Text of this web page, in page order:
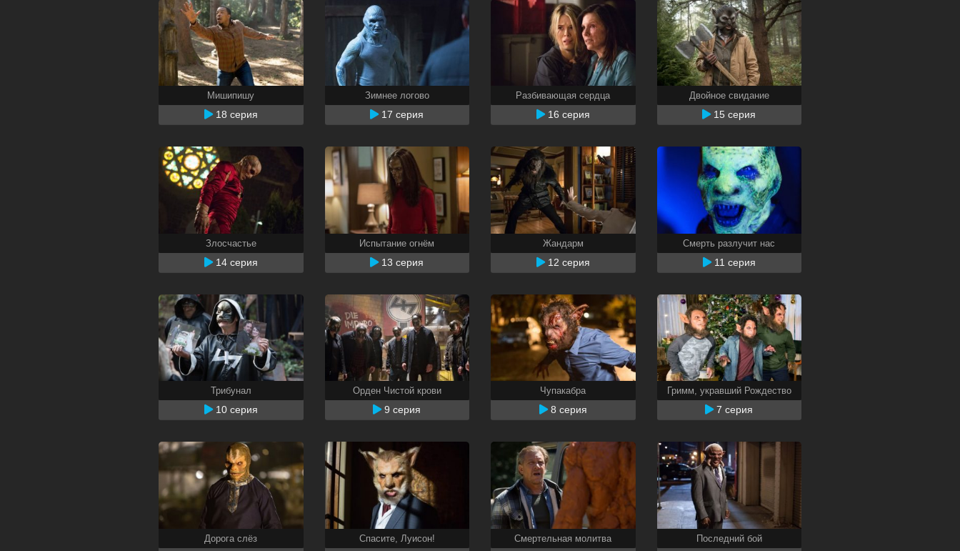
Мишипишу
18 серия
Зимнее логово
17 серия
Разбивающая сердца
16 серия
Двойное свидание
15 серия
Злосчастье
14 серия
Испытание огнём
13 серия
Жандарм
12 серия
Смерть разлучит нас
11 серия
Трибунал
10 серия
Орден Чистой крови
9 серия
Чупакабра
8 серия
Гримм, укравший Рождество
7 серия
Дорога слёз Спасите, Луисон! Смертельная молитва Последний бой